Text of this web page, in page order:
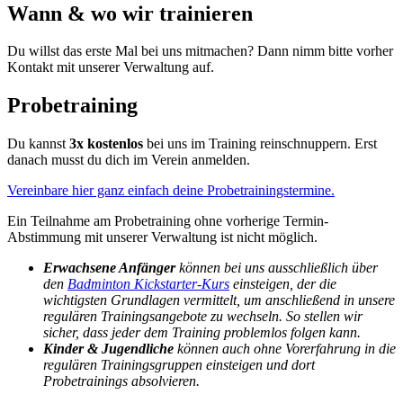
Wann & wo wir trainieren
Du willst das erste Mal bei uns mitmachen? Dann nimm bitte vorher
Kontakt mit unserer Verwaltung auf.
Probetraining
Du kannst 3x kostenlos bei uns im Training reinschnuppern. Erst
danach musst du dich im Verein anmelden.
Vereinbare hier ganz einfach deine Probetrainingstermine.
Ein Teilnahme am Probetraining ohne vorherige Termin-
Abstimmung mit unserer Verwaltung ist nicht möglich.
Erwachsene Anfängerkönnen bei uns ausschließlich über
den Badminton Kickstarter-Kurs einsteigen, der die
wichtigsten Grundlagen vermittelt, um anschließend in unsere
regulären Trainingsangebote zu wechseln. So stellen wir
sicher, dass jeder dem Training problemlos folgen kann.
Kinder & Jugendliche können auch ohne Vorerfahrung in die
regulären Trainingsgruppen einsteigen und dort
Probetrainings absolvieren.